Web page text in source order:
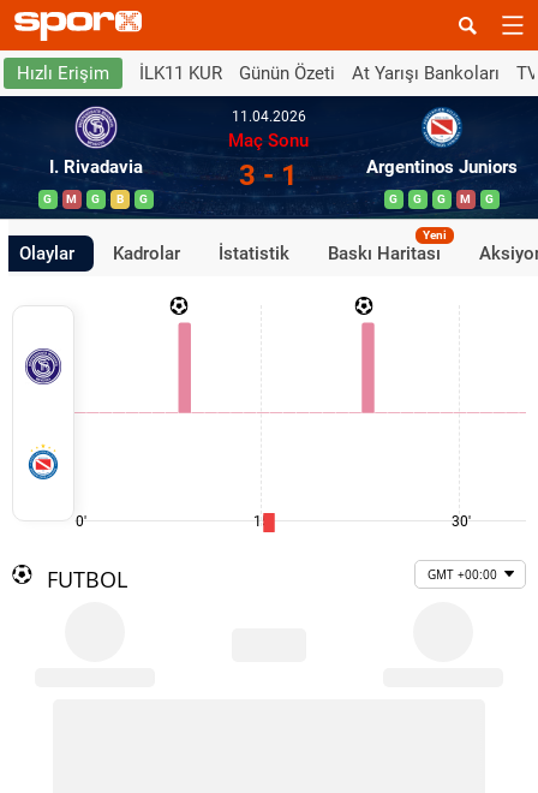
Hızlı Erişim İLK11 KUR Günün Özeti At Yarışı Bankoları
I. Rivadavia
G M G B G
11.04.2026
Maç Sonu
3 - 1 Argentinos Juniors
G G G M G
Olaylar Kadrolar İstatistik Baskı Haritası
Yeni
0' 15' 30'
FUTBOL GMT +00:00